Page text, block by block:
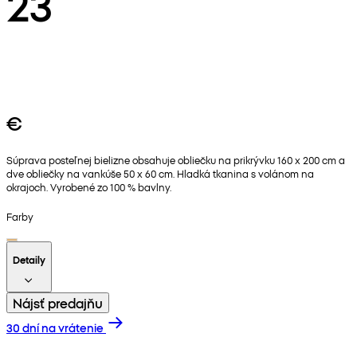
€
Súprava posteľnej bielizne obsahuje obliečku na prikrývku 160 x 200 cm a
dve obliečky na vankúše 50 x 60 cm. Hladká tkanina s volánom na
okrajoch. Vyrobené zo 100 % bavlny.
Farby
Detaily
Nájsť predajňu
30 dní na vrátenie